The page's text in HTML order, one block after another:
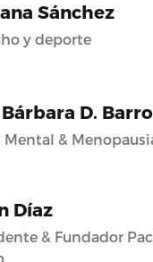
Sánchez
y deporte
D.
Mental &
Díaz
& Fundador